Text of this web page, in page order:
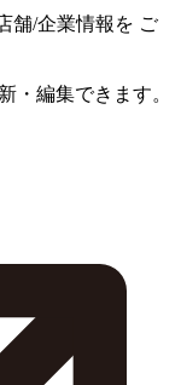
舗/企業情報を ご
・編集できます。